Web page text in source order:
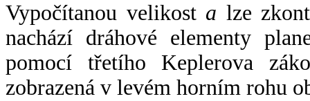
Vypočítanou velikost a lze
nachází dráhové elementy
pomocí třetího Keplerova
zobrazená v levém horním rohu